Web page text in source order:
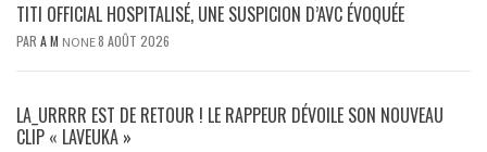
TITI OFFICIAL HOSPITALISÉ, UNE SUSPICION D’AVC ÉVOQUÉE
PAR A M NONE8 AOÛT 2026
LA_URRRR EST DE RETOUR ! LE RAPPEUR DÉVOILE SON NOUVEAU
CLIP « LAVEUKA »